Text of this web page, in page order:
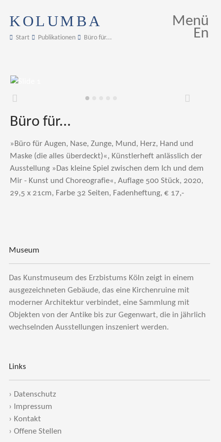
KOLUMBA
Start Publikationen Büro für...
Menü
En
Zurück Weiter
Büro für...
»Büro für Augen, Nase, Zunge, Mund, Herz, Hand und
Maske (die alles überdeckt)«, Künstlerheft anlässlich der
Ausstellung »Das kleine Spiel zwischen dem Ich und dem
Mir - Kunst und Choreografie«, Auflage 500 Stück, 2020,
29,5 x 21cm, Farbe 32 Seiten, Fadenheftung, € 17,-
Museum
Das Kunstmuseum des Erzbistums Köln zeigt in einem
ausgezeichneten Gebäude, das eine Kirchenruine mit
moderner Architektur verbindet, eine Sammlung mit
Objekten von der Antike bis zur Gegenwart, die in jährlich
wechselnden Ausstellungen inszeniert werden.
Links
› Datenschutz
›
Impressum
› Kontakt
› Offene Stellen